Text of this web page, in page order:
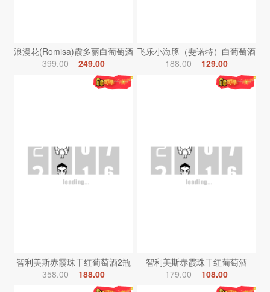
浪漫花(Romisa)霞多丽白葡萄酒
399.00
249.00
飞乐小海豚（斐诺特）白葡萄酒
188.00
129.00
智利美斯赤霞珠干红葡萄酒2瓶
358.00
188.00
智利美斯赤霞珠干红葡萄酒
179.00
108.00